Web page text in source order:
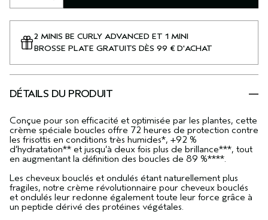
2 MINIS BE CURLY ADVANCED ET 1 MINI
BROSSE PLATE GRATUITS DÈS 99 € D'ACHAT
DÉTAILS DU PRODUIT
Conçue pour son efficacité et optimisée par les plantes, cette
crème spéciale boucles offre 72 heures de protection contre
les frisottis en conditions très humides*, +92 %
d’hydratation** et jusqu’à deux fois plus de brillance***, tout
en augmentant la définition des boucles de 89 %****.
Les cheveux bouclés et ondulés étant naturellement plus
fragiles, notre crème révolutionnaire pour cheveux bouclés
et ondulés leur redonne également toute leur force grâce à
un peptide dérivé des protéines végétales.